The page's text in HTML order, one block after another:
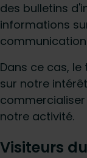
des bulletins
informations
Dans ce cas,
sur notre
notre activité.
Visiteurs